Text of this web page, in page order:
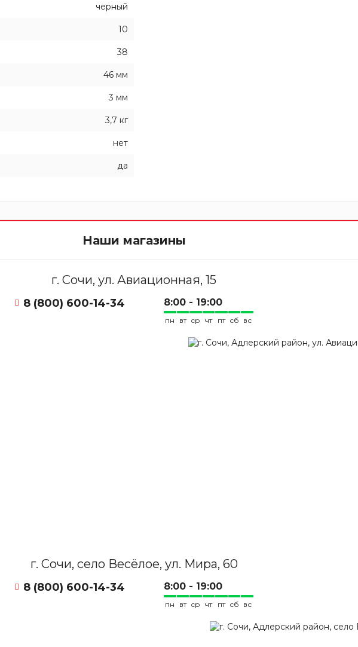
черный
10
38
46 мм
3 мм
3,7 кг
нет
да
Наши магазины
г. Сочи, ул. Авиационная, 15
8 (800) 600-14-34 8:00 - 19:00
пн вт ср чт пт сб вс
г. Сочи, село Весёлое, ул. Мира, 60
8 (800) 600-14-34 8:00 - 19:00
пн вт ср чт пт сб вс